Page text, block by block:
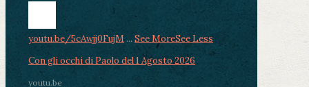
youtu.be/5cAwjj0FujM ... See MoreSee Less
Con gli occhi di Paolo del 1 Agosto 2026
youtu.be